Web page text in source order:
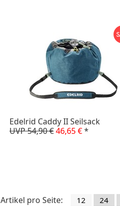
Edelrid Caddy II Seilsack
UVP 54,90 €46,65 €*
Artikel pro Seite: 12 24